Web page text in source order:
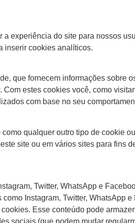
experiência do site para nossos
inserir cookies analíticos.
que fornecem informações sobre
. Com estes cookies você, como
com base no seu
qualquer outro tipo de cookie
site ou em vários sites para fins
Twitter, WhatsApp e
Instagram, Twitter, WhatsApp
Esse conteúdo pode
sociais (que podem mudar